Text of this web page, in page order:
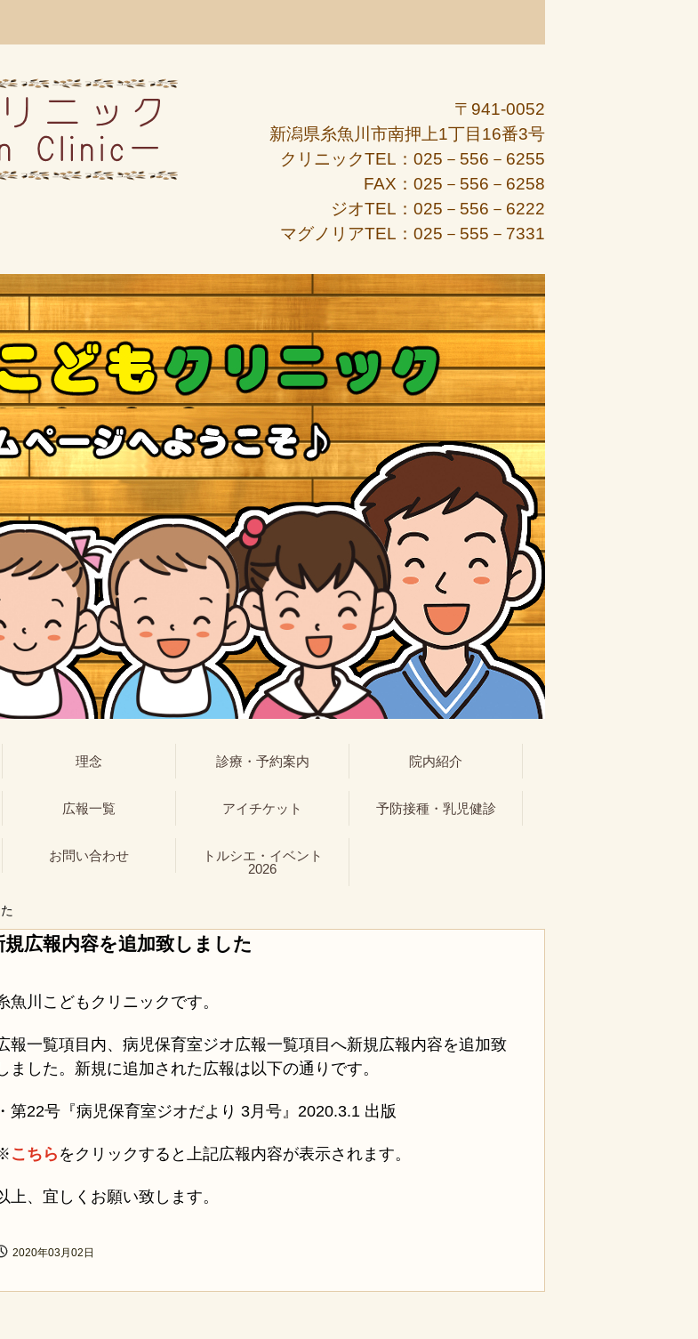
〒941-0052
新潟県糸魚川市南押上1丁目16番3号
クリニックTEL：025－556－6255
FAX：025－556－6258
ジオTEL：025－556－6222
マグノリアTEL：025－555－7331
理念 診療・予約案内 院内紹介
広報一覧 アイチケット 予防接種・乳児健診
お問い合わせ
トルシエ・イベント
2026
広報内容を追加致しました
魚川こどもクリニックです。
報一覧項目内、病児保育室ジオ広報一覧項目へ新規広報内容を追加致
ました。新規に追加された広報は以下の通りです。
・第22号『病児保育室ジオだより 3月号』2020.3.1 出版
こちら をクリックすると上記広報内容が表示されます。
上、宜しくお願い致します。
2020年03月02日